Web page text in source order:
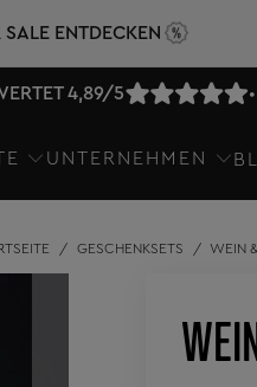
ENTDECKEN
4,89/5 •
UNTERNEHMEN
/ GESCHENKSETS / WEIN